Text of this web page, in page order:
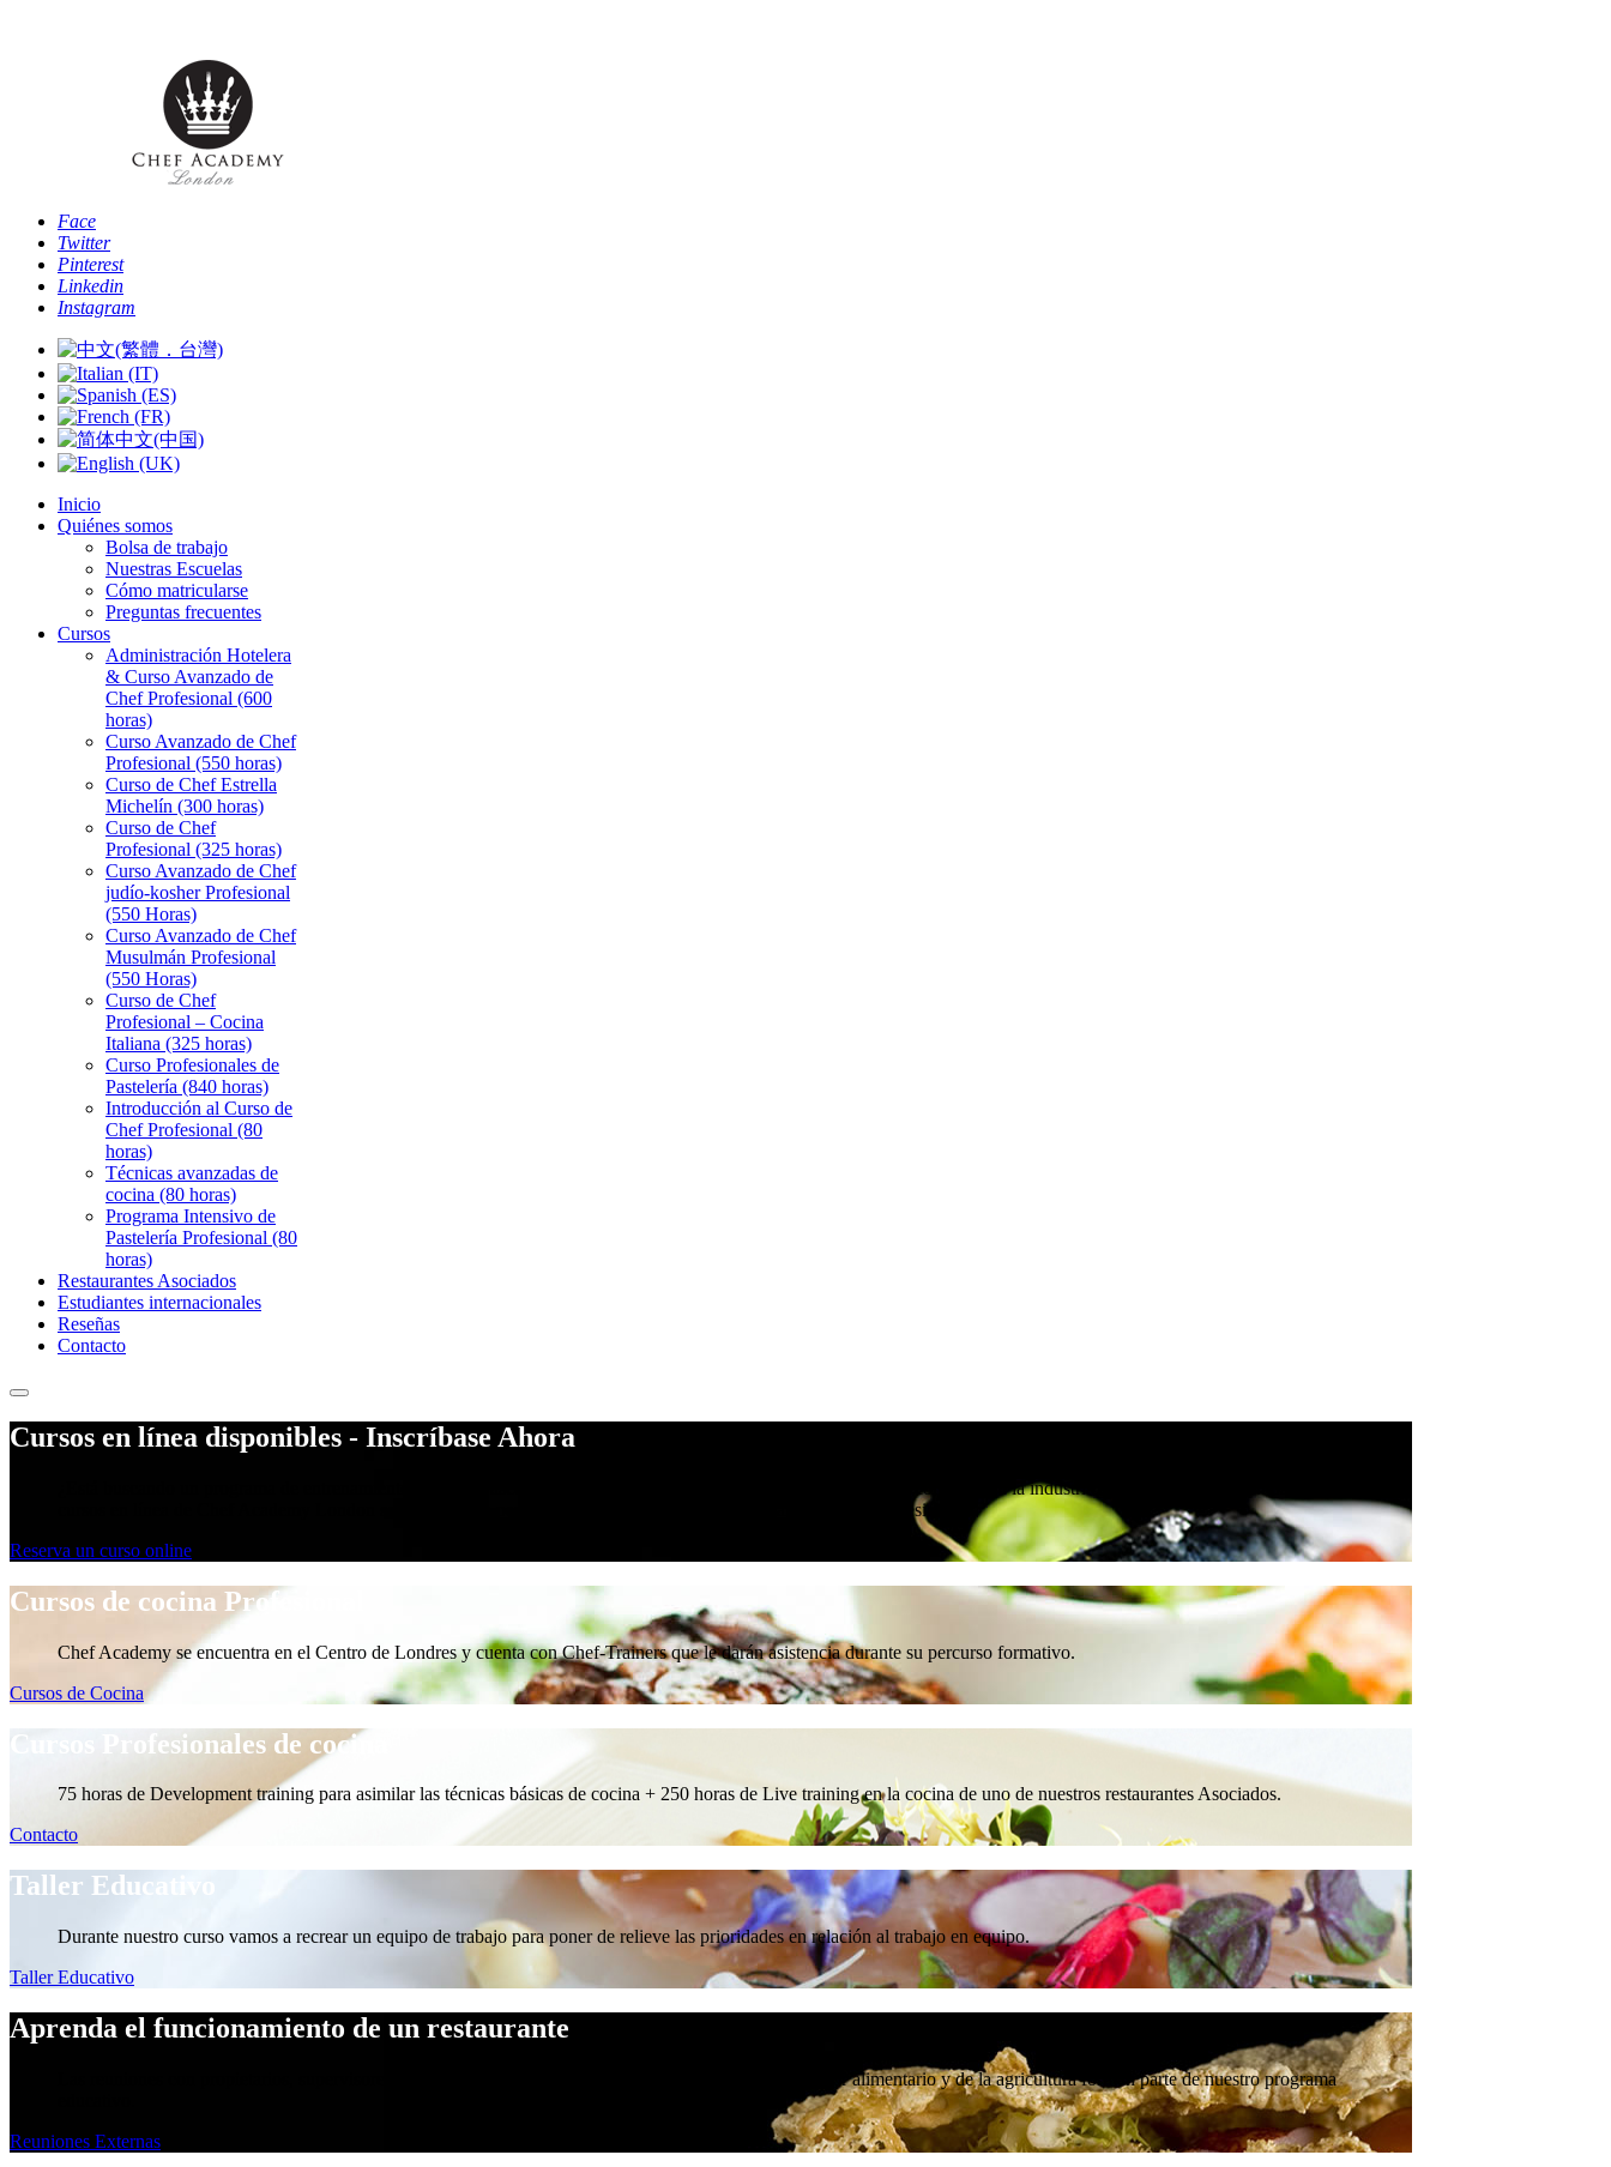
Face
Twitter
Pinterest
Linkedin
Instagram
Inicio
Quiénes somos
Bolsa de trabajo
Nuestras Escuelas
Cómo matricularse
Preguntas frecuentes
Cursos
Administración Hotelera
& Curso Avanzado de
Chef Profesional (600
horas)
Curso Avanzado de Chef
Profesional (550 horas)
Curso de Chef Estrella
Michelín (300 horas)
Curso de Chef
Profesional (325 horas)
Curso Avanzado de Chef
judío-kosher Profesional
(550 Horas)
Curso Avanzado de Chef
Musulmán Profesional
(550 Horas)
Curso de Chef
Profesional – Cocina
Italiana (325 horas)
Curso Profesionales de
Pastelería (840 horas)
Introducción al Curso de
Chef Profesional (80
horas)
Técnicas avanzadas de
cocina (80 horas)
Programa Intensivo de
Pastelería Profesional (80
horas)
Restaurantes Asociados
Estudiantes internacionales
Reseñas
Contacto
Cursos en línea disponibles - Inscríbase Ahora
¿Está buscando un programa de entrenamiento flexible y asequible que pueda conducirlo a una carrera de tiempo completo en la industria de servicios de alimentos? Los
cursos en línea de Chef Academy London son la elección perfecta para convertir su pasión en calificaciones profesionales.
Reserva un curso online
Cursos de cocina Profesional
Chef Academy se encuentra en el Centro de Londres y cuenta con Chef-Trainers que le darán asistencia durante su percurso formativo.
Cursos de Cocina
Cursos Profesionales de cocina
75 horas de Development training para asimilar las técnicas básicas de cocina + 250 horas de Live training en la cocina de uno de nuestros restaurantes Asociados.
Contacto
Taller Educativo
Durante nuestro curso vamos a recrear un equipo de trabajo para poner de relieve las prioridades en relación al trabajo en equipo.
Taller Educativo
Aprenda el funcionamiento de un restaurante
Las reuniones con propietarios, supervisores, jefes de empresas y todos aquellos que trabajan en el sector alimentario y de la agricultura forman parte de nuestro programa
Reuniones Externas